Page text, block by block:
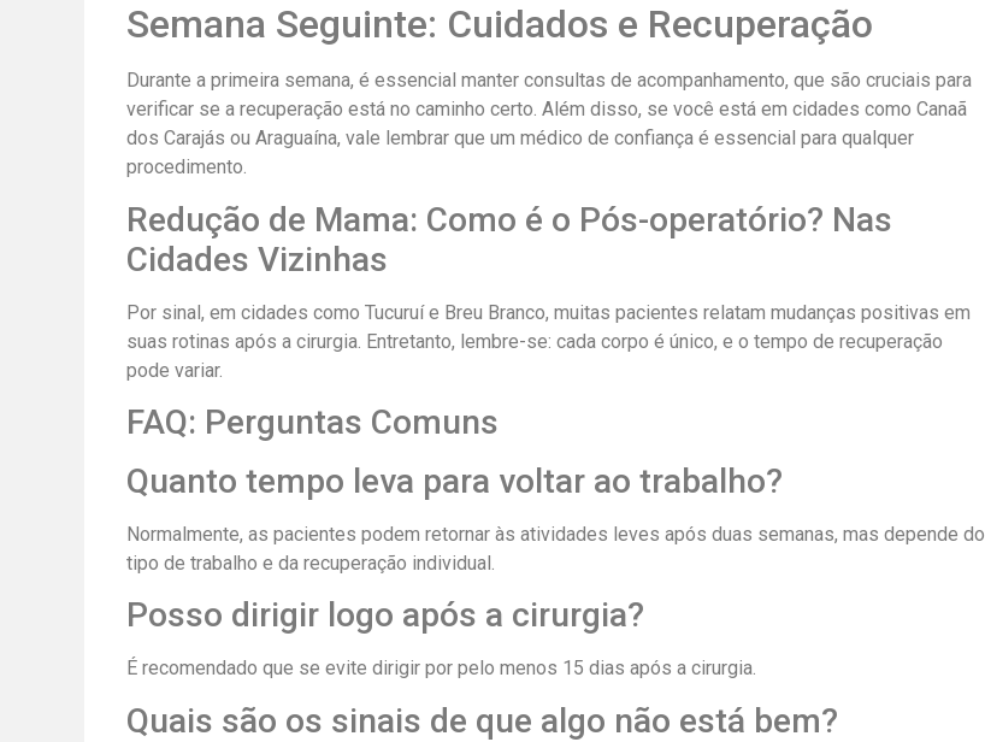
Semana Seguinte: Cuidados e Recuperação
Durante a primeira semana, é essencial manter consultas de acompanhamento, que são cruciais para
verificar se a recuperação está no caminho certo. Além disso, se você está em cidades como Canaã
dos Carajás ou Araguaína, vale lembrar que um médico de confiança é essencial para qualquer
procedimento.
Redução de Mama: Como é o Pós-operatório? Nas
Cidades Vizinhas
Por sinal, em cidades como Tucuruí e Breu Branco, muitas pacientes relatam mudanças positivas em
suas rotinas após a cirurgia. Entretanto, lembre-se: cada corpo é único, e o tempo de recuperação
pode variar.
FAQ: Perguntas Comuns
Quanto tempo leva para voltar ao trabalho?
Normalmente, as pacientes podem retornar às atividades leves após duas semanas, mas depende do
tipo de trabalho e da recuperação individual.
Posso dirigir logo após a cirurgia?
É recomendado que se evite dirigir por pelo menos 15 dias após a cirurgia.
Quais são os sinais de que algo não está bem?